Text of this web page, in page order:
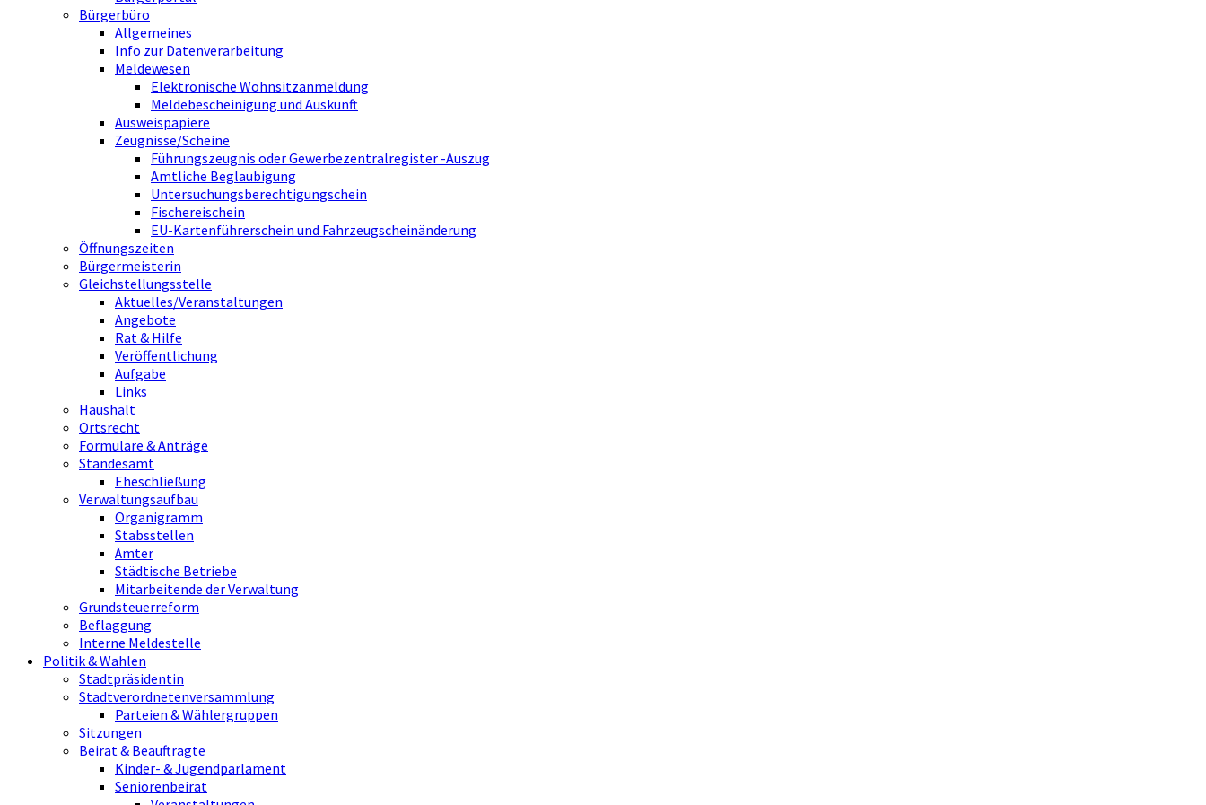
Bürgerbüro
Allgemeines
Info zur Datenverarbeitung
Meldewesen
Elektronische Wohnsitzanmeldung
Meldebescheinigung und Auskunft
Ausweispapiere
Zeugnisse/Scheine
Führungszeugnis oder Gewerbezentralregister -Auszug
Amtliche Beglaubigung
Untersuchungsberechtigungschein
Fischereischein
EU-Kartenführerschein und Fahrzeugscheinänderung
Öffnungszeiten
Bürgermeisterin
Gleichstellungsstelle
Aktuelles/Veranstaltungen
Angebote
Rat & Hilfe
Veröffentlichung
Aufgabe
Links
Haushalt
Ortsrecht
Formulare & Anträge
Standesamt
Eheschließung
Verwaltungsaufbau
Organigramm
Stabsstellen
Ämter
Städtische Betriebe
Mitarbeitende der Verwaltung
Grundsteuerreform
Beflaggung
Interne Meldestelle
Politik & Wahlen
Stadtpräsidentin
Stadtverordnetenversammlung
Parteien & Wählergruppen
Sitzungen
Beirat & Beauftragte
Kinder- & Jugendparlament
Seniorenbeirat